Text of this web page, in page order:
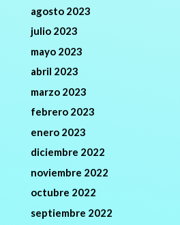
agosto 2023
julio 2023
mayo 2023
abril 2023
marzo 2023
febrero 2023
enero 2023
diciembre 2022
noviembre 2022
octubre 2022
septiembre 2022